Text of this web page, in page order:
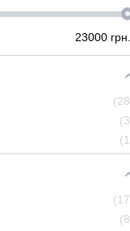
23000грн.
28
3
1
17
8